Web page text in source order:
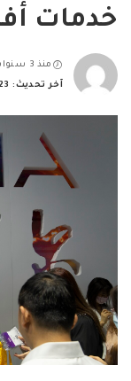
خدمات
منذ 3 سنوات
آخر تحديث: 2023-10-29